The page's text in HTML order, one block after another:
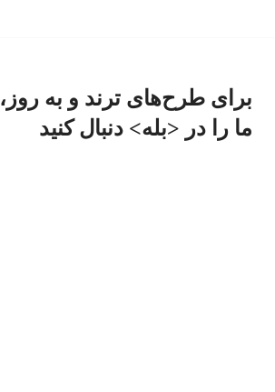
برای طرح‌های ترند و به روز،
ما را در <بله> دنبال کنید